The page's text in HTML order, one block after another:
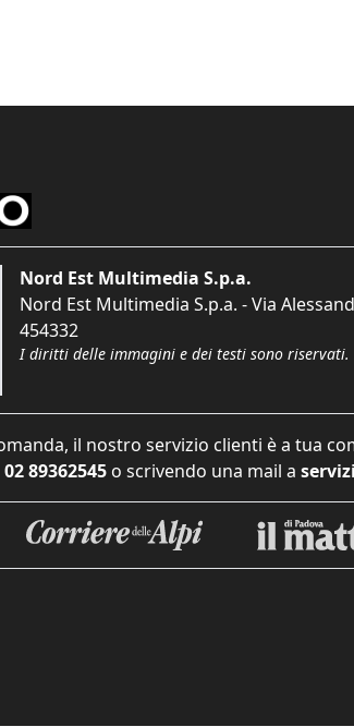
Nord Est Multimedia S.p.a.
Nord Est Multimedia S.p.a. - Via
454332
I diritti delle immagini e dei testi sono riservati.
il nostro servizio clienti è a tua
02 89362545 o scrivendo una mail a